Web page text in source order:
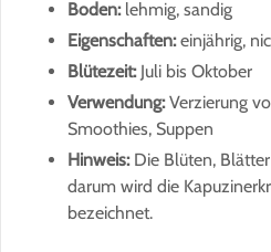
Boden:lehmig, sandig
Eigenschaften:einjährig,
Blütezeit:Juli bis Oktober
Verwendung:Verzierung
Smoothies, Suppen
Hinweis:Die Blüten,
darum wird die
bezeichnet.